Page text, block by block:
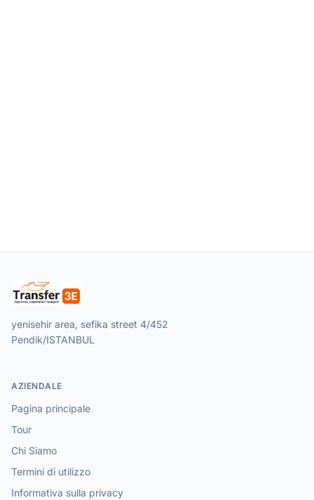
yenisehir area, sefika street 4/452
Pendik/ISTANBUL
AZIENDALE
Pagina principale
Tour
Chi Siamo
Termini di utilizzo
Informativa sulla privacy